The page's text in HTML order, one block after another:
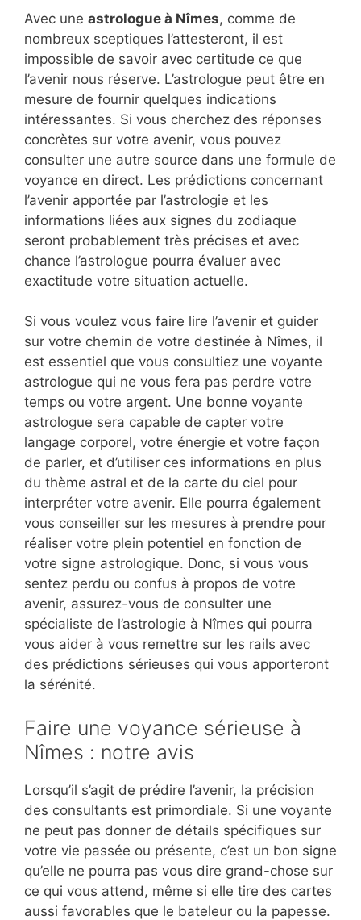
Avec une astrologue à Nîmes, comme de
nombreux sceptiques l’attesteront, il est
impossible de savoir avec certitude ce que
l’avenir nous réserve. L’astrologue peut être en
mesure de fournir quelques indications
intéressantes. Si vous cherchez des réponses
concrètes sur votre avenir, vous pouvez
consulter une autre source dans une formule de
voyance en direct. Les prédictions concernant
l’avenir apportée par l’astrologie et les
informations liées aux signes du zodiaque
seront probablement très précises et avec
chance l’astrologue pourra évaluer avec
exactitude votre situation actuelle.
Si vous voulez vous faire lire l’avenir et guider
sur votre chemin de votre destinée à Nîmes, il
est essentiel que vous consultiez une voyante
astrologue qui ne vous fera pas perdre votre
temps ou votre argent. Une bonne voyante
astrologue sera capable de capter votre
langage corporel, votre énergie et votre façon
de parler, et d’utiliser ces informations en plus
du thème astral et de la carte du ciel pour
interpréter votre avenir. Elle pourra également
vous conseiller sur les mesures à prendre pour
réaliser votre plein potentiel en fonction de
votre signe astrologique. Donc, si vous vous
sentez perdu ou confus à propos de votre
avenir, assurez-vous de consulter une
spécialiste de l’astrologie à Nîmes qui pourra
vous aider à vous remettre sur les rails avec
des prédictions sérieuses qui vous apporteront
la sérénité.
Faire une voyance sérieuse à
Nîmes : notre avis
Lorsqu’il s’agit de prédire l’avenir, la précision
des consultants est primordiale. Si une voyante
ne peut pas donner de détails spécifiques sur
votre vie passée ou présente, c’est un bon signe
qu’elle ne pourra pas vous dire grand-chose sur
ce qui vous attend, même si elle tire des cartes
aussi favorables que le bateleur ou la papesse.